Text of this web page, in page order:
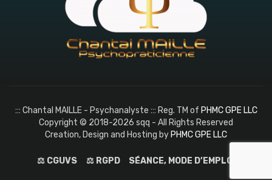
::: Chantal MAILLE - Psychanalyste ::: Reg. TM of PHMC GPE LLC
Copyright © 2018-2026 sqq - All Rights Reserved
Creation, Design and Hosting by PHMC GPE LLC
⚖️ CGUVS ⚖️ RGPD SÉANCE, MODE D’EMPLOI